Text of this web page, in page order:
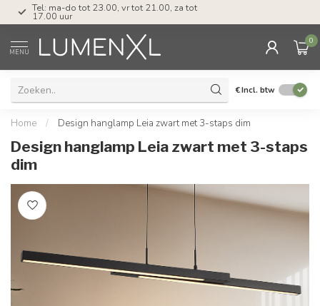
Tel: ma-do tot 23.00, vr tot 21.00, za tot
17.00 uur
MENU
0
€Incl. btw
Home / Design hanglamp Leia zwart met 3-staps dim
Design hanglamp Leia zwart met 3-staps
dim